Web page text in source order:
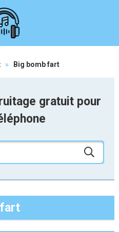
» Big bomb fart
gratuit pour
fart